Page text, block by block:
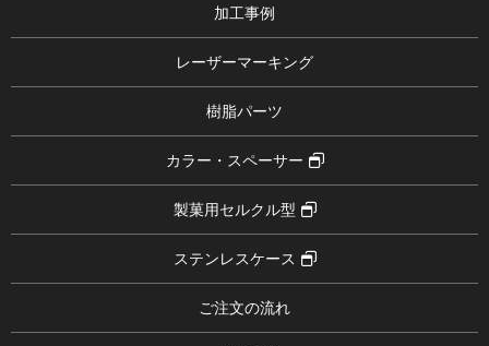
加工事例
レーザーマーキング
樹脂パーツ
カラー・スペーサー
製菓用セルクル型
ステンレスケース
ご注文の流れ